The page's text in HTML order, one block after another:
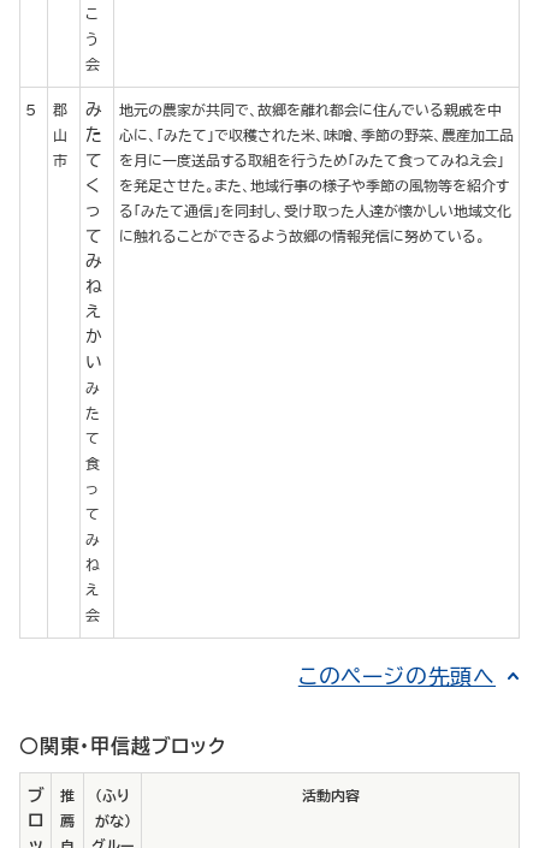
こ
う
会
5
郡
山
市
み
た
て
く
っ
て
み
ね
え
か
い
み
た
て
食
っ
て
み
ね
え
会
地元の農家が共同で、故郷を離れ都会に住んでいる親戚を中
心に、「みたて」で収穫された米、味噌、季節の野菜、農産加工品
を月に一度送品する取組を行うため「みたて食ってみねえ会」
を発足させた。また、地域行事の様子や季節の風物等を紹介す
る「みたて通信」を同封し、受け取った人達が懐かしい地域文化
に触れることができるよう故郷の情報発信に努めている。
このページの先頭へ
○関東・甲信越ブロック
ブ
ロ
推
薦
（ふり
がな）
活動内容